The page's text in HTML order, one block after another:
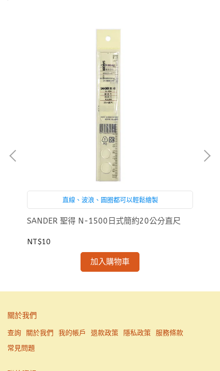
直線、波浪、圓圈都可以輕鬆繪製
SANDER 聖得 N-1500日式簡約20公分直尺
NT$10
加入購物車
關於我們
查詢 關於我們 我的帳戶 退款政策 隱私政策
服務條款
常見問題